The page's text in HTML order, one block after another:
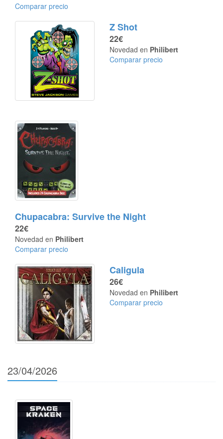
Comparar precio
Z Shot
22€
Novedad en Philibert
Comparar precio
Chupacabra: Survive the Night
22€
Novedad en Philibert
Comparar precio
Caligula
26€
Novedad en Philibert
Comparar precio
23/04/2026